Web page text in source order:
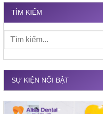
TÌM KIẾM
SỰ KIỆN NỔI BẬT